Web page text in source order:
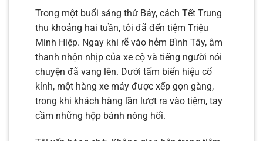
Trong một buổi sáng thứ Bảy, cách Tết Trung
thu khoảng hai tuần, tôi đã đến tiệm Triệu
Minh Hiệp. Ngay khi rẽ vào hẻm Bình Tây, âm
thanh nhộn nhịp của xe cộ và tiếng người nói
chuyện đã vang lên. Dưới tấm biển hiệu cổ
kính, một hàng xe máy được xếp gọn gàng,
trong khi khách hàng lần lượt ra vào tiệm, tay
cầm những hộp bánh nóng hổi.